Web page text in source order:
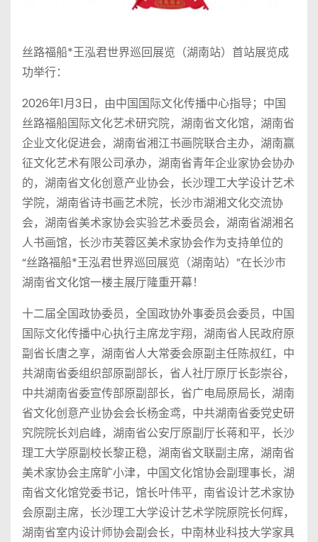
丝路福船*王泓君世界巡回展览（湖南站）首站展览成
功举行：
2026年1月3日，由中国国际文化传播中心指导；中国
丝路福船国际文化艺术研究院，湖南省文化馆，湖南省
企业文化促进会，湖南省湘江书画院联合主办，湖南赢
征文化艺术有限公司承办，湖南省青年企业家协会协办
的，湖南省文化创意产业协会，长沙理工大学设计艺术
学院，湖南省诗书画艺术院，长沙市湖湘文化交流协
会，湖南省美术家协会实验艺术委员会，湖南省湖湘名
人书画馆，长沙市芙蓉区美术家协会作为支持单位的
“丝路福船*王泓君世界巡回展览（湖南站）”在长沙市
湖南省文化馆一楼主展厅隆重开幕！
十二届全国政协委员，全国政协外事委员会委员，中国
国际文化传播中心执行主席龙宇翔，湖南省人民政府原
副省长唐之享，湖南省人大常委会原副主任陈叔红，中
共湖南省委组织部原副部长，省人社厅原厅长彭崇谷，
中共湖南省委宣传部原副部长，省广电局原局长，湖南
省文化创意产业协会会长杨金鸢，中共湖南省委党史研
究院院长刘启峰，湖南省公安厅原副厅长蒋和平，长沙
理工大学原副校长黎正稳，湖南省文联副主席，湖南省
美术家协会主席旷小津，中国文化馆协会副理事长，湖
南省文化馆党委书记，馆长叶伟平，南省设计艺术家协
会原副主席，长沙理工大学设计艺术学院原院长何辉，
湖南省室内设计师协会副会长，中南林业科技大学家具